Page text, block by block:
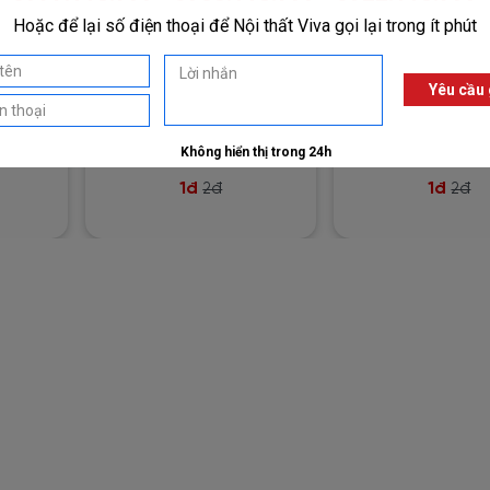
Hình
Cao
3D Màu Sắc Tươi Sáng -
HPL-043
1đ 2đ
Giấy Dán Tường
Bé Vải Lụa Cao
1đ 2đ